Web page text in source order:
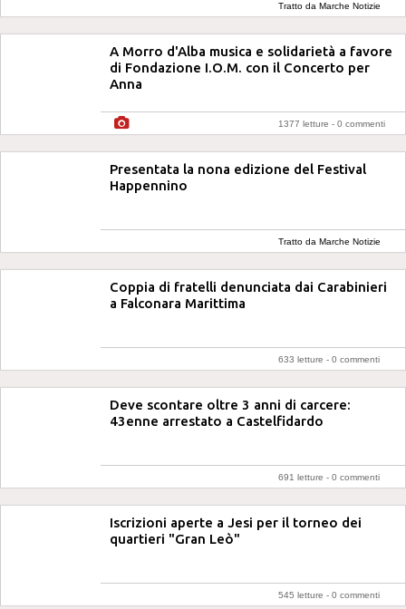
Tratto da Marche Notizie
A Morro d'Alba musica e solidarietà a favore
di Fondazione I.O.M. con il Concerto per
Anna
1377 letture - 0 commenti
Presentata la nona edizione del Festival
Happennino
Tratto da Marche Notizie
Coppia di fratelli denunciata dai Carabinieri
a Falconara Marittima
633 letture - 0 commenti
Deve scontare oltre 3 anni di carcere:
43enne arrestato a Castelfidardo
691 letture - 0 commenti
Iscrizioni aperte a Jesi per il torneo dei
quartieri "Gran Leò"
545 letture - 0 commenti